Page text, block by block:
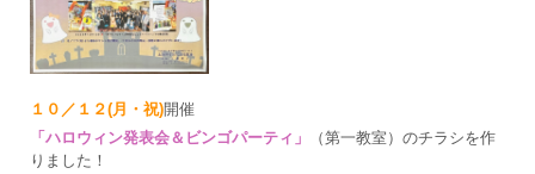
１０／１２(月・祝)開催
「ハロウィン発表会＆ビンゴパーティ」
（第一教室）のチラシを作
りました！